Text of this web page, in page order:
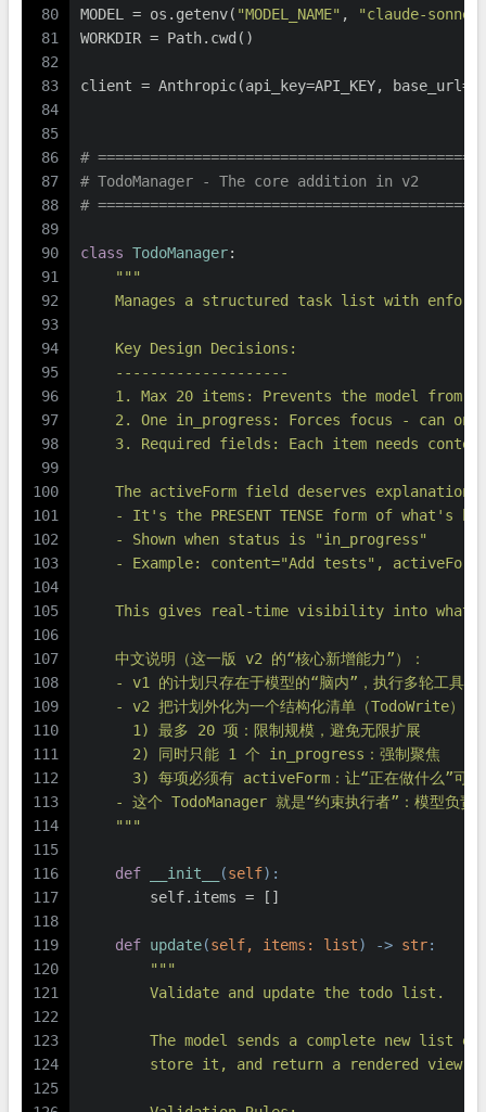
80
81
82
83
84
85
86
87
88
89
90
91
92
93
94
95
96
97
98
99
100
101
102
103
104
105
106
107
108
109
110
111
112
113
114
115
116
117
118
119
120
121
122
123
124
125
MODEL = os.getenv( "MODEL_NAME" ,
"claude-
WORKDIR = Path.cwd()
client = Anthropic(api_key=API_KEY,
#
# TodoManager - The core addition in v2
#
class TodoManager:
"""
Manages a structured task list with
    Key Design Decisions:
    --------------------
1. Max 20 items: Prevents the model from
2. One in_progress: Forces focus - can
3. Required fields: Each item needs
    The activeForm field deserves explanation:
- It's the PRESENT TENSE form of what's
    - Shown when status is "in_progress"
- Example: content="Add tests",
This gives real-time visibility into what
    中文说明（这一版 v2 的“核心新增能力”）：
- v1 的计划只存在于模型的“脑内”，执行多轮工具后
- v2 把计划外化为一个结构化清单（TodoWrite），
      1) 最多 20 项：限制规模，避免无限扩展
      2) 同时只能 1 个 in_progress：强制聚焦
      3) 每项必须有 activeForm：让“正在做什么”可见
- 这个 TodoManager 就是“约束执行者”：模型负责
    """
def __init__ (self):
        self.items = []
def update(self, items: list) -> str:
"""
        Validate and update the todo list.
The model sends a complete new list
store it, and return a rendered view